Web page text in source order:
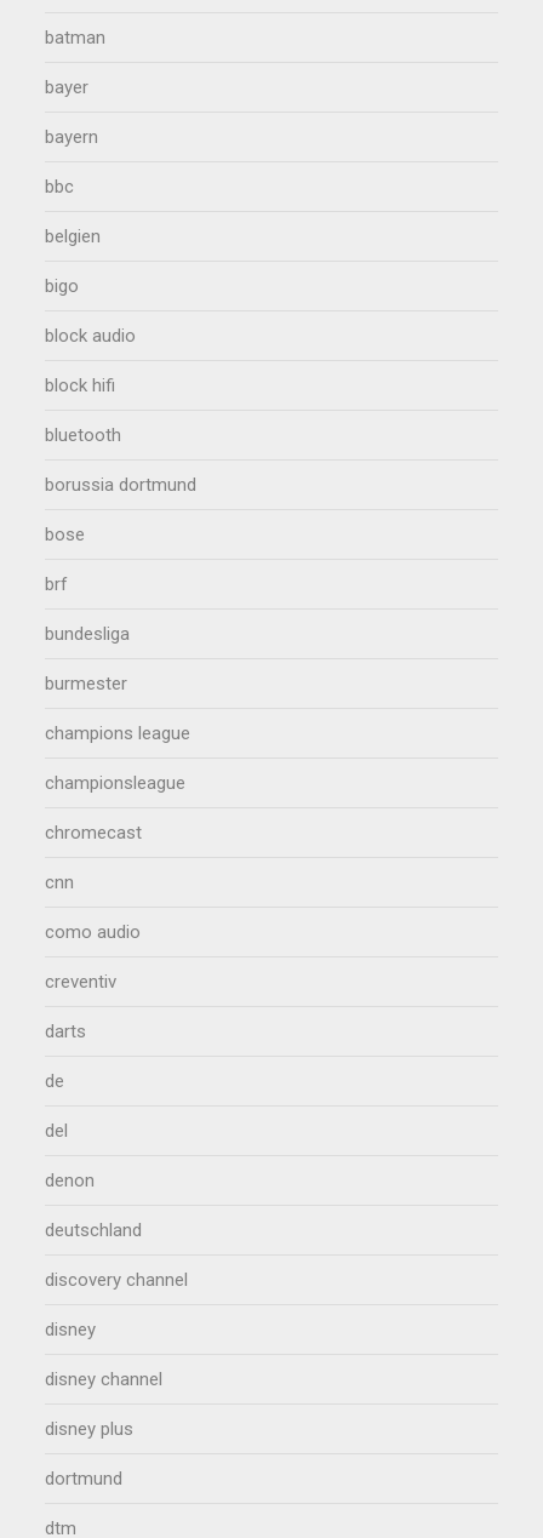
batman
bayer
bayern
bbc
belgien
bigo
block audio
block hifi
bluetooth
borussia dortmund
bose
brf
bundesliga
burmester
champions league
championsleague
chromecast
cnn
como audio
creventiv
darts
de
del
denon
deutschland
discovery channel
disney
disney channel
disney plus
dortmund
dtm